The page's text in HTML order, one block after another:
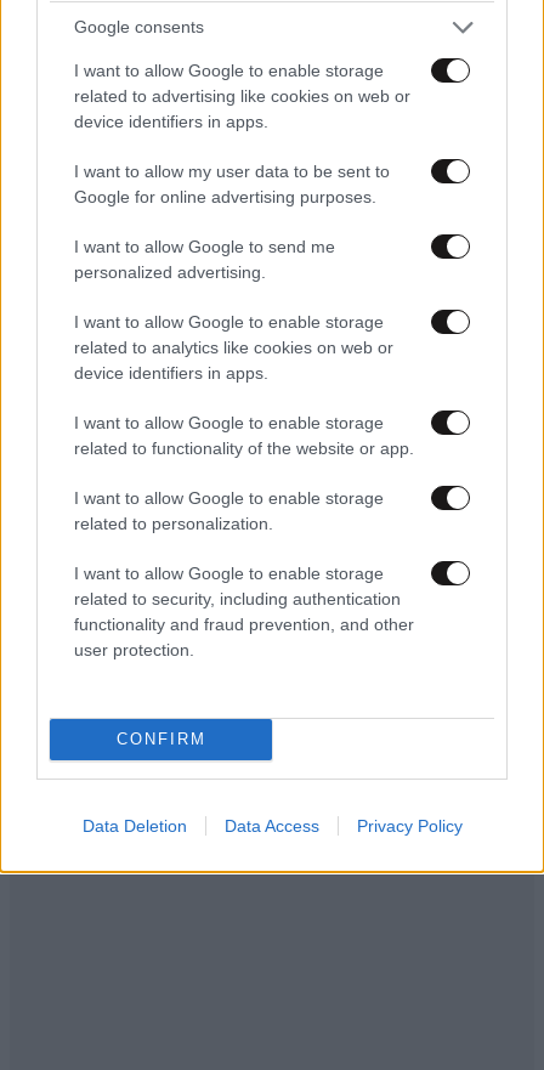
Google consents
I want to allow Google to enable storage
related to advertising like cookies on web or
device identifiers in apps.
I want to allow my user data to be sent to
Google for online advertising purposes.
I want to allow Google to send me
personalized advertising.
I want to allow Google to enable storage
related to analytics like cookies on web or
device identifiers in apps.
I want to allow Google to enable storage
related to functionality of the website or app.
I want to allow Google to enable storage
related to personalization.
I want to allow Google to enable storage
related to security, including authentication
functionality and fraud prevention, and other
user protection.
CONFIRM
Data Deletion Data Access Privacy Policy
TRENDING
Βλαδίμηρος Κυριακίδης: «Δεν πιστεύω στον
Θεό, είναι δημιούργημα του ανθρώπου»